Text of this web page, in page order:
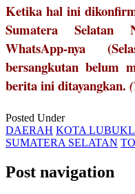
Ketika hal ini
Sumatera Selatan
WhatsApp-nya
bersangkutan belum
berita ini ditayangkan.
Posted Under
DAERAH KOTA
SUMATERA SELATAN
Post navigation